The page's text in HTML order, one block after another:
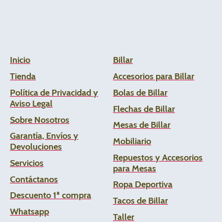
Inicio
Tienda
Política de Privacidad y
Aviso Legal
Sobre Nosotros
Garantía, Envíos y
Devoluciones
Servicios
Contáctanos
Descuento 1ª compra
Whatsapp
Billar
Accesorios para Billar
Bolas de Billar
Flechas de Billar
Mesas de Billar
Mobiliario
Repuestos y Accesorios
para Mesas
Ropa Deportiva
Tacos de Billar
Taller